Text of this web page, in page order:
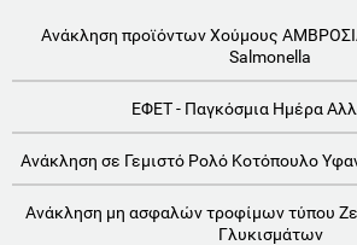
Ανάκληση προϊόντων Χούμους
Salmonella
ΕΦΕΤ - Παγκόσμια Ημέρα
Ανάκληση σε Γεμιστό Ρολό Κοτόπουλο
Ανάκληση μη ασφαλών τροφίμων τύπου
Γλυκισμάτων